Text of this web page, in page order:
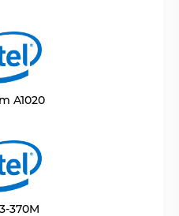
A1020
370M